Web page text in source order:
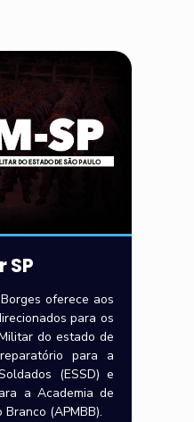
SP
oferece aos
para os
do estado de
para a
(ESSD) e
a Academia de
(APMBB).